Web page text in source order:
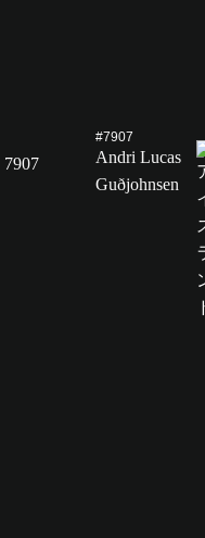
7907
#7907
Andri Lucas
Guðjohnsen